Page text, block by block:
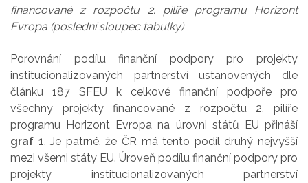
financované z rozpočtu 2. pilíře programu Horizont
Evropa (poslední sloupec tabulky)
Porovnání podílu finanční podpory pro projekty
institucionalizovaných partnerství ustanovených dle
článku 187 SFEU k celkové finanční podpoře pro
všechny projekty financované z rozpočtu 2. pilíře
programu Horizont Evropa na úrovni států EU přináší
graf 1. Je patrné, že ČR má tento podíl druhý nejvyšší
mezi všemi státy EU. Úroveň podílu finanční podpory pro
projekty institucionalizovaných partnerství